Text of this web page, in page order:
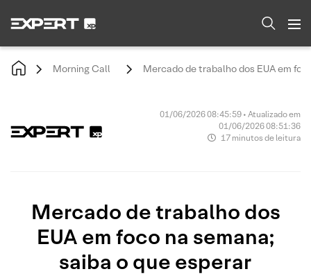
Morning Call Mercado de trabalho dos EUA em
01/06/2026 08:45:59 • Atualizado em
01/06/2026 08:51:36
17 minutos de leitura
Mercado de trabalho dos
EUA em foco na semana;
saiba o que esperar